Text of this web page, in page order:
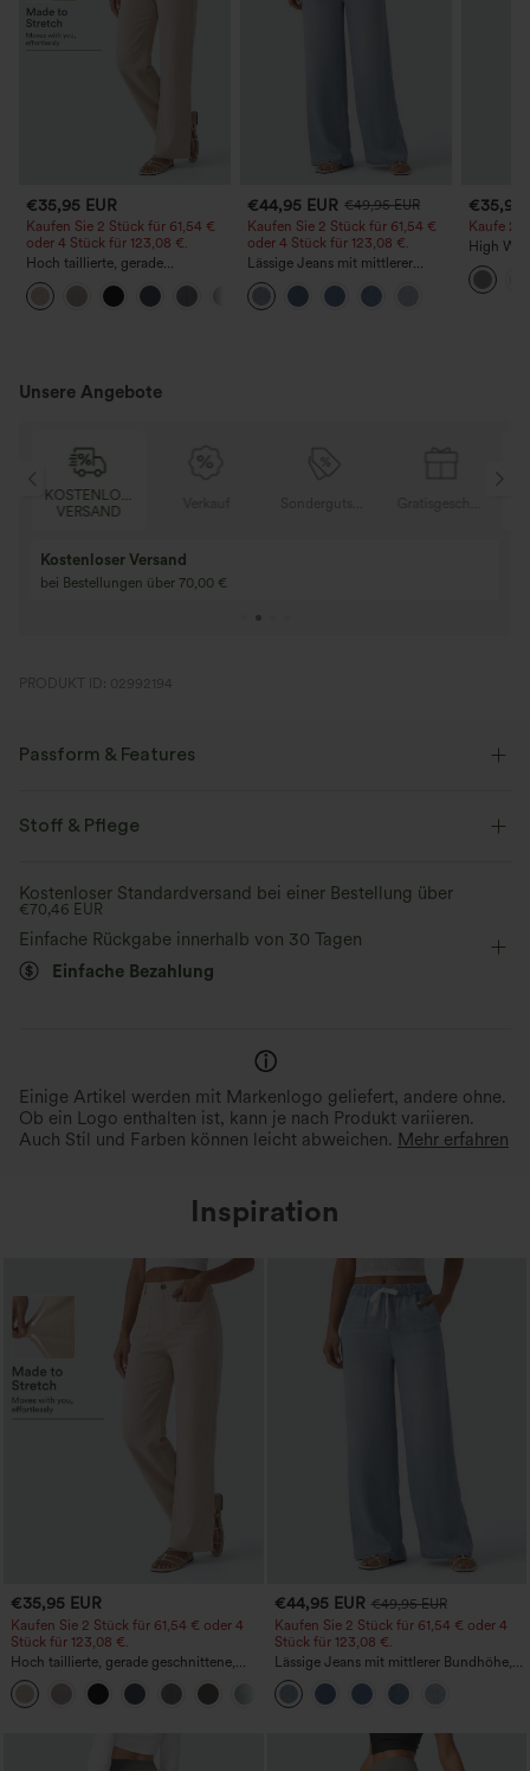
€35,95 EUR
Kaufen Sie 2 Stück für 61,54 €
oder 4 Stück für 123,08 €.
Hoch taillierte, gerade
geschnittene, legere Leinen-
Optik-Hose mit Taschen
€44,95 EUR €49,95 EUR
Kaufen Sie 2 Stück für 61,54 €
oder 4 Stück für 123,08 €.
Lässige Jeans mit mittlerer
Bundhöhe, Kordelzug und
Taschen
€35,95
Kaufe 2,
High
Straight
Unsere Angebote
Verkauf
Kaufe 3 und erhalte 1 gratis
Kaufen Sie 4 für 3, kaufen Sie 8 für 6
PRODUKT ID: 02992194
Passform & Features
Stoff & Pflege
Kostenloser Standardversand bei einer Bestellung über
€70,46 EUR
Einfache Rückgabe innerhalb von 30 Tagen
Einfache Bezahlung
Einige Artikel werden mit Markenlogo geliefert, andere ohne.
Ob ein Logo enthalten ist, kann je nach Produkt variieren.
Auch Stil und Farben können leicht abweichen. Mehr erfahren
Inspiration
€35,95 EUR
Kaufen Sie 2 Stück für 61,54 € oder 4
Stück für 123,08 €.
Hoch taillierte, gerade geschnittene,
legere Leinen-Optik-Hose mit Taschen
+5
€44,95 EUR €49,95 EUR
Kaufen Sie 2 Stück für 61,54 € oder 4
Stück für 123,08 €.
Lässige Jeans mit mittlerer Bundhöhe,
Kordelzug und Taschen